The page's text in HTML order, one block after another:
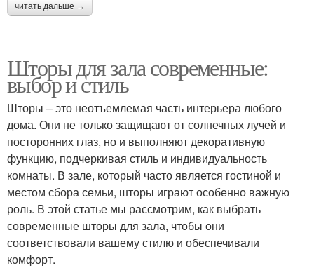
читать дальше →
Шторы для зала современные:
выбор и стиль
Шторы – это неотъемлемая часть интерьера любого
дома. Они не только защищают от солнечных лучей и
посторонних глаз, но и выполняют декоративную
функцию, подчеркивая стиль и индивидуальность
комнаты. В зале, который часто является гостиной и
местом сбора семьи, шторы играют особенно важную
роль. В этой статье мы рассмотрим, как выбрать
современные шторы для зала, чтобы они
соответствовали вашему стилю и обеспечивали
комфорт.